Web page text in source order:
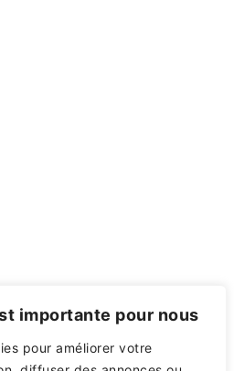
importante pour nous
pour améliorer votre